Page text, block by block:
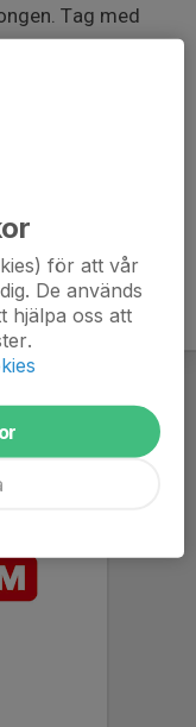
Tag med
för att vår
De används
hjälpa oss att